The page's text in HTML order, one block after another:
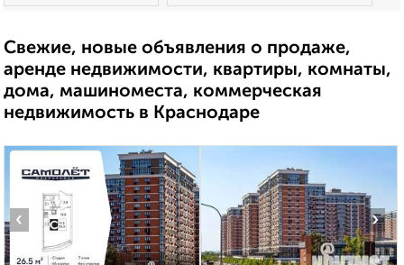
Свежие, новые объявления о продаже,
аренде недвижимости, квартиры, комнаты,
дома, машиноместа, коммерческая
недвижимость в Краснодаре
‹ ›